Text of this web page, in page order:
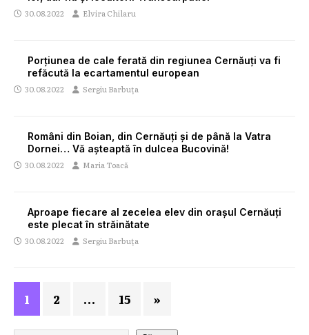
30.08.2022 Elvira Chilaru
Porțiunea de cale ferată din regiunea Cernăuți va fi
refăcută la ecartamentul european
30.08.2022 Sergiu Barbuța
Români din Boian, din Cernăuți și de până la Vatra
Dornei… Vă așteaptă în dulcea Bucovină!
30.08.2022 Maria Toacă
Aproape fiecare al zecelea elev din orașul Cernăuți
este plecat în străinătate
30.08.2022 Sergiu Barbuța
1 2 … 15 »